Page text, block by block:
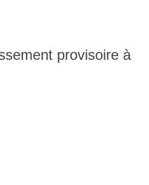
provisoire à